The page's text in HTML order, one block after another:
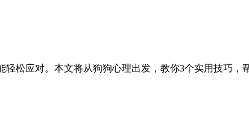
松应对。本文将从狗狗心理出发，教你3个实用技巧